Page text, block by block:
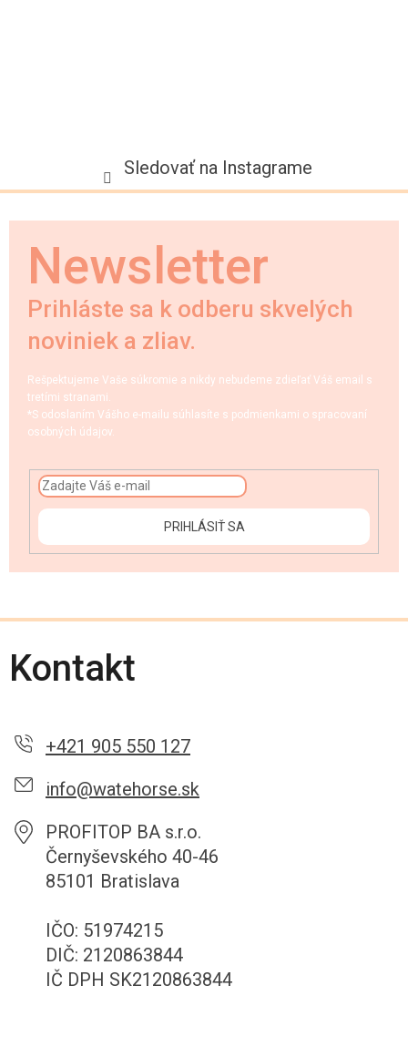
Sledovať na Instagrame
Newsletter
Prihláste sa k odberu skvelých
noviniek a zliav.
Rešpektujeme Vaše súkromie a nikdy nebudeme zdieľať Váš email s
tretími stranami.
*S odoslaním Vášho e-mailu súhlasíte s podmienkami o spracovaní
osobných údajov.
PRIHLÁSIŤ SA
Kontakt
+421 905 550 127
info@watehorse.sk
PROFITOP BA s.r.o.
Černyševského 40-46
85101 Bratislava
IČO: 51974215
DIČ: 2120863844
IČ DPH SK2120863844